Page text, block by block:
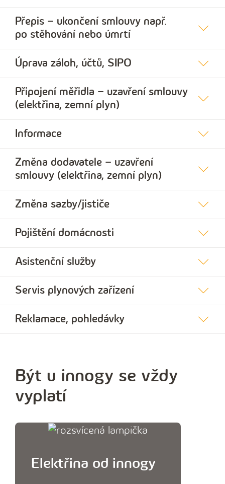
Přepis – ukončení smlouvy např.
po stěhování nebo úmrtí
Úprava záloh, účtů, SIPO
Připojení měřidla – uzavření smlouvy
(elektřina, zemní plyn)
Informace
Změna dodavatele – uzavření
smlouvy (elektřina, zemní plyn)
Změna sazby/jističe
Pojištění domácnosti
Asistenční služby
Servis plynových zařízení
Reklamace, pohledávky
Být u innogy se vždy
vyplatí
Elektřina od innogy